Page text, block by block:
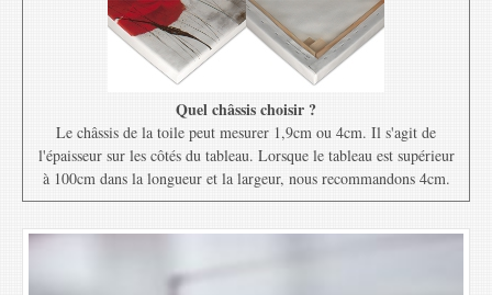
Quel châssis choisir ?
Le châssis de la toile peut mesurer 1,9cm ou 4cm. Il s'agit de
l'épaisseur sur les côtés du tableau. Lorsque le tableau est supérieur
à 100cm dans la longueur et la largeur, nous recommandons 4cm.